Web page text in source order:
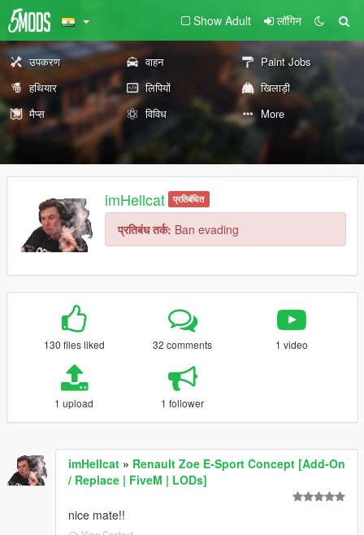
Show Adult लॉगिन
उपकरण वाहन
Paint Jobs
हथियार
लिपियों
खिलाड़ी
मैप्स
विविध More
imHellcat प्रतिबंधित
प्रतिबंध तर्क: Ban evading
130 files liked 32 comments 1 video
1 upload 1 follower
imHellcat » Renault Zoe E-Sport Concept [Add-On
/ Replace | FiveM | LODs]
nice mate!!